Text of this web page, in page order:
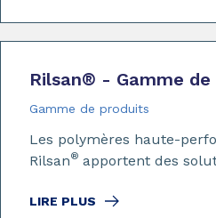
Rilsan® - Gamme
Gamme de produits
Les polymères haute-
Rilsan® apportent des
LIRE PLUS